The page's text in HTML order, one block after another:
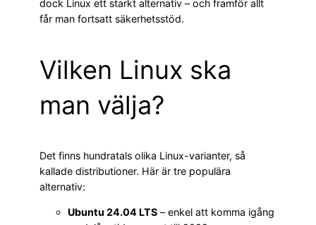
dock Linux ett starkt alternativ – och framför allt
får man fortsatt säkerhetsstöd.
Vilken Linux ska
man välja?
Det finns hundratals olika Linux-varianter, så
kallade distributioner. Här är tre populära
alternativ:
Ubuntu 24.04 LTS – enkel att komma igång